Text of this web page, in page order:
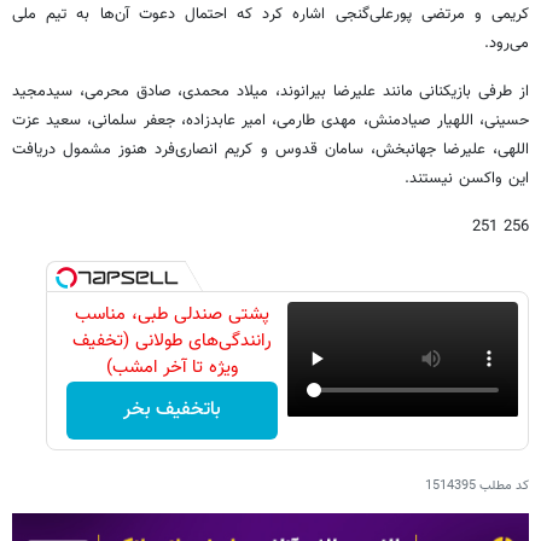
کریمی و مرتضی پورعلی‌گنجی اشاره کرد که احتمال دعوت آن‌ها به تیم ملی
می‌رود.
از طرفی بازیکنانی مانند علیرضا بیرانوند، میلاد محمدی، صادق محرمی، سیدمجید
حسینی، اللهیار صیادمنش، مهدی طارمی، امیر عابدزاده، جعفر سلمانی، سعید عزت
اللهی، علیرضا جهانبخش، سامان قدوس و کریم انصاری‌فرد هنوز مشمول دریافت
این واکسن نیستند.
256 251
پشتی صندلی طبی، مناسب
رانندگی‌های طولانی (تخفیف
ویژه تا آخر امشب)
باتخفیف بخر
کد مطلب1514395